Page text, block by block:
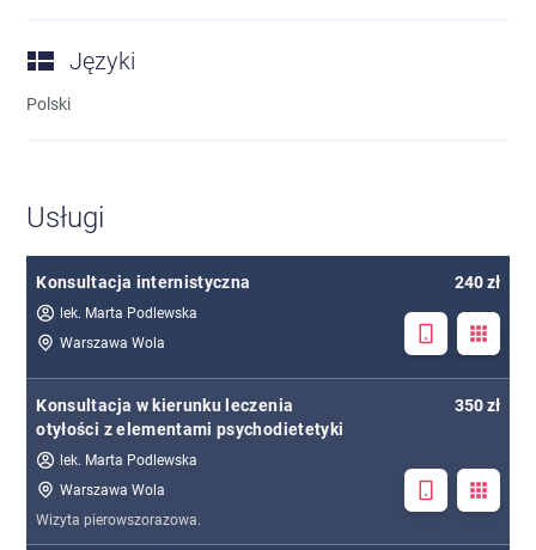
Usługi
Konsultacja internistyczna 240 zł
lek. Marta Podlewska
Warszawa Wola
Konsultacja w kierunku leczenia
otyłości z elementami psychodietetyki
Wizyta pierowszorazowa.
350 zł
lek. Marta Podlewska
Warszawa Wola
Języki
Polski